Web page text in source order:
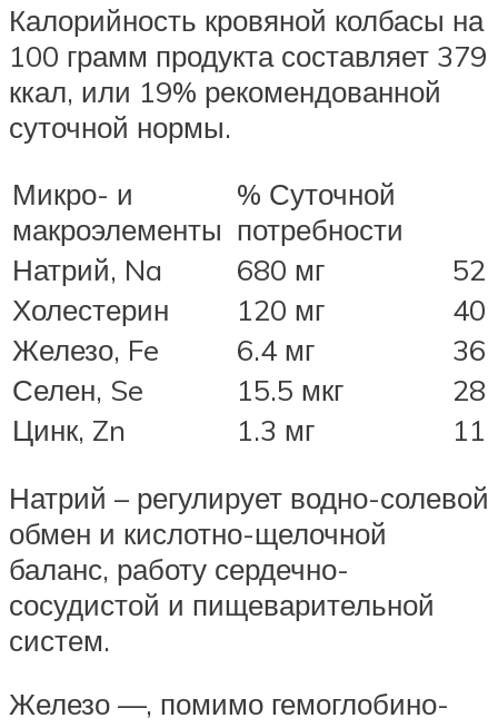
Калорийность кровяной колбасы на
100 грамм продукта составляет 379
ккал, или 19% рекомендованной
суточной нормы.
Микро- и
макроэлементы
% Суточной
потребности
Натрий, Na
680 мг
52
Холестерин
120 мг
40
Железо, Fe
6.4 мг
36
Селен, Se
15.5 мкг
28
Цинк, Zn
1.3 мг
11
Натрий – регулирует водно-солевой
обмен и кислотно-щелочной
баланс, работу сердечно-
сосудистой и пищеварительной
систем.
Железо —, помимо гемоглобино-